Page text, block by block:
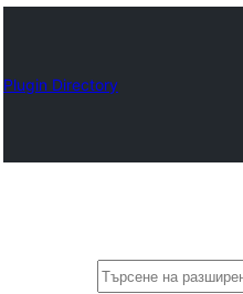
Plugin Directory
Търсене